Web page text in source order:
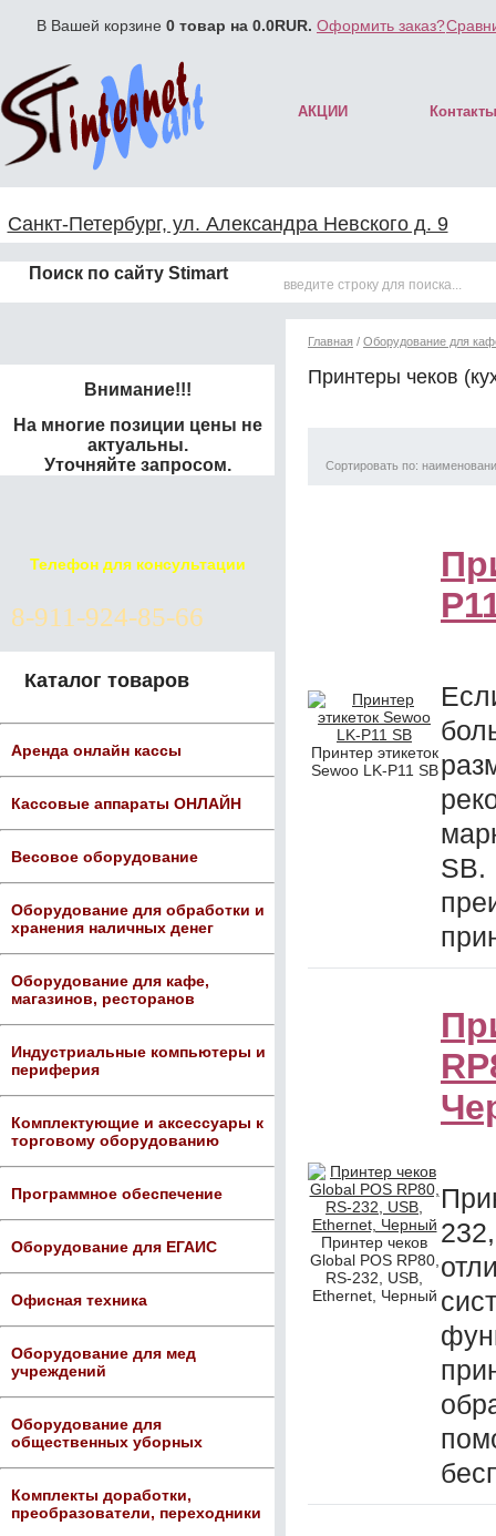
В Вашей корзине 0 товар на 0.0RUR. Оформить заказ?
АКЦИИ Контакты
Санкт-Петербург, ул. Александра Невского д. 9
Поиск по сайту Stimart
Внимание!!!
На многие позиции цены не
актуальны.
Уточняйте запросом.
Телефон для консультации
8-911-924-85-66
Каталог товаров
Аренда онлайн кассы
Кассовые аппараты ОНЛАЙН
Весовое оборудование
Оборудование для обработки и
хранения наличных денег
Оборудование для кафе,
магазинов, ресторанов
Индустриальные компьютеры и
периферия
Комплектующие и аксессуары к
торговому оборудованию
Программное обеспечение
Оборудование для ЕГАИС
Офисная техника
Оборудование для мед
учреждений
Оборудование для
общественных уборных
Комплекты доработки,
преобразователи, переходники
Главная / Оборудование для
Принтеры чеков
Сортировать по:
Принтер этикеток
Sewoo LK-P11 SB
SB.
Принтер чеков
Global POS RP80,
RS-232, USB,
Ethernet, Черный